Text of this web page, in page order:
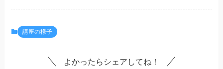
講座の様子
よかったらシェアしてね！